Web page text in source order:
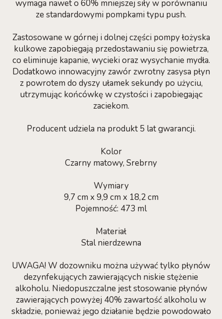
wymaga nawet o 60% mniejszej siły w porównaniu
ze standardowymi pompkami typu push.
Zastosowane w górnej i dolnej części pompy łożyska
kulkowe zapobiegają przedostawaniu się powietrza,
co eliminuje kapanie, wycieki oraz wysychanie mydła.
Dodatkowo innowacyjny zawór zwrotny zasysa płyn
z powrotem do dyszy ułamek sekundy po użyciu,
utrzymując końcówkę w czystości i zapobiegając
zaciekom.
Producent udziela na produkt 5 lat gwarancji.
Kolor
Czarny matowy, Srebrny
Wymiary
9,7 cm x 9,9 cm x 18,2 cm
Pojemność: 473 ml
Materiał
Stal nierdzewna
UWAGA! W dozowniku można używać tylko płynów
dezynfekujących zawierających niskie stężenie
alkoholu. Niedopuszczalne jest stosowanie płynów
zawierających powyżej 40% zawartość alkoholu w
składzie, ponieważ jego działanie będzie powodowało